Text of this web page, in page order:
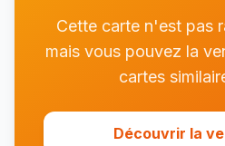
Cette carte n'est pas
mais vous pouvez la
cartes
Découvrir la